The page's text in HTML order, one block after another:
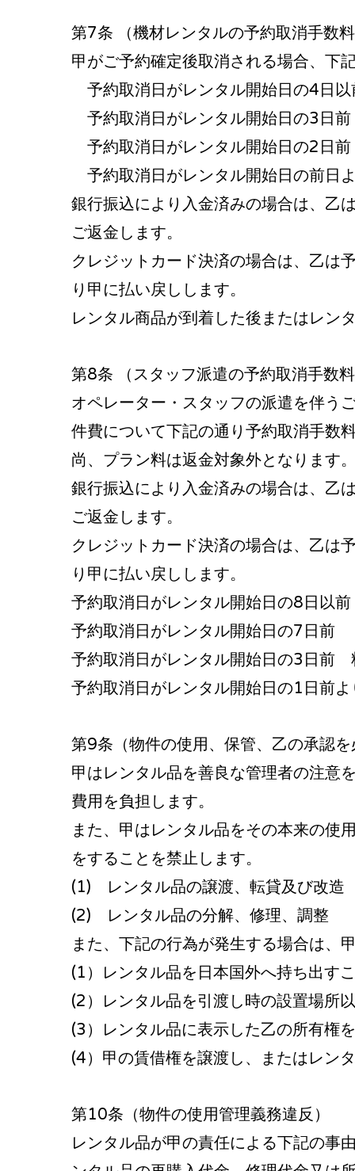
第7条 （機材レンタルの予約取消手数
甲がご予約確定後取消される場合、下
予約取消日がレンタル開始日の4日
予約取消日がレンタル開始日の3日
予約取消日がレンタル開始日の2日
予約取消日がレンタル開始日の前日
銀行振込により入金済みの場合は、乙
ご返金します。
クレジットカード決済の場合は、乙は
り甲に払い戻しします。
レンタル商品が到着した後またはレン
第8条 （スタッフ派遣の予約取消手数
オペレーター・スタッフの派遣を伴う
件費について下記の通り予約取消手数
尚、プラン料は返金対象外となります
銀行振込により入金済みの場合は、乙
ご返金します。
クレジットカード決済の場合は、乙は
り甲に払い戻しします。
予約取消日がレンタル開始日の8日以
予約取消日がレンタル開始日の7日
予約取消日がレンタル開始日の3日前
予約取消日がレンタル開始日の1日前
第9条（物件の使用、保管、乙の承認
甲はレンタル品を善良な管理者の注意
費用を負担します。
また、甲はレンタル品をその本来の使
をすることを禁止します。
(1) レンタル品の譲渡、転貸及び改造
(2) レンタル品の分解、修理、調整
また、下記の行為が発生する場合は、
(1）レンタル品を日本国外へ持ち出す
(2）レンタル品を引渡し時の設置場所
(3）レンタル品に表示した乙の所有権
(4）甲の賃借権を譲渡し、またはレン
第10条（物件の使用管理義務違反）
レンタル品が甲の責任による下記の事